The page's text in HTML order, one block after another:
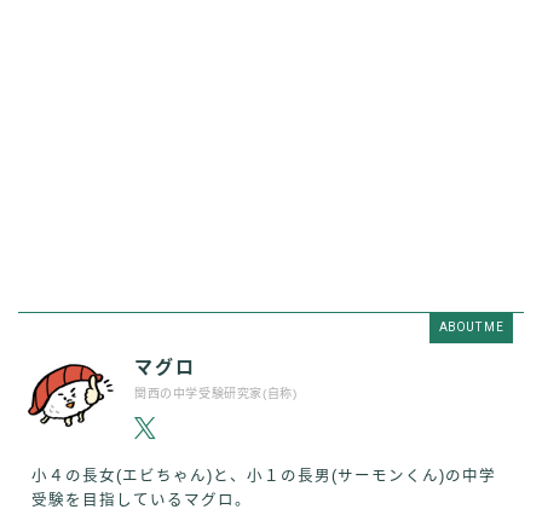
ABOUT ME
マグロ
関西の中学受験研究家(自称)
小４の長女(エビちゃん)と、小１の長男(サーモンくん)の中学
受験を目指しているマグロ。